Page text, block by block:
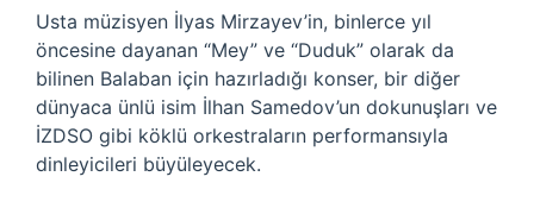
Usta müzisyen İlyas Mirzayev’in, binlerce yıl
öncesine dayanan “Mey” ve “Duduk” olarak da
bilinen Balaban için hazırladığı konser, bir diğer
dünyaca ünlü isim İlhan Samedov’un dokunuşları ve
İZDSO gibi köklü orkestraların performansıyla
dinleyicileri büyüleyecek.